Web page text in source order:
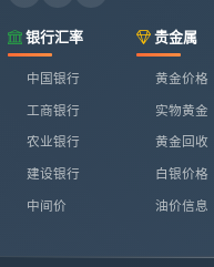
银行汇率
中国银行
工商银行
农业银行
建设银行
中间价
贵金属
黄金价格
实物黄金
黄金回收
白银价格
油价信息